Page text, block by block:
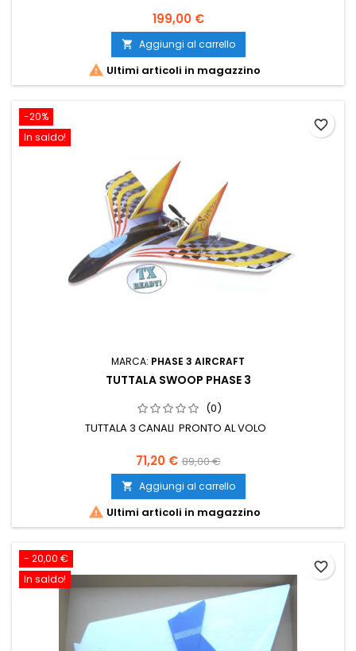
199,00 €
 Aggiungi al carrello
 Ultimi articoli in magazzino
-20%
In saldo!
MARCA: PHASE 3 AIRCRAFT
TUTTALA SWOOP PHASE 3
(0)
TUTTALA 3 CANALI PRONTO AL VOLO
71,20 € 89,00 €
 Aggiungi al carrello
 Ultimi articoli in magazzino
favorite_border
- 20,00 €
In saldo!
favorite_border